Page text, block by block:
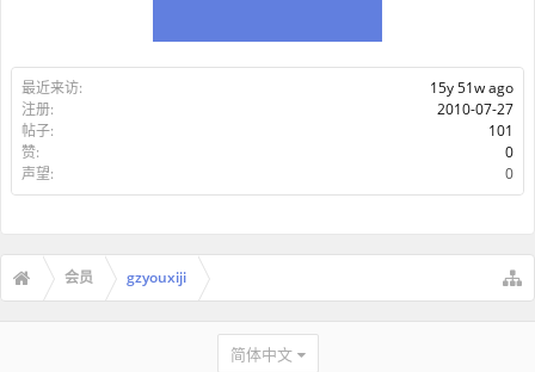
最近来访:
15y 51w ago
注册:
2010-07-27
帖子:
101
赞:
0
声望:
0
会员 gzyouxiji
简体中文